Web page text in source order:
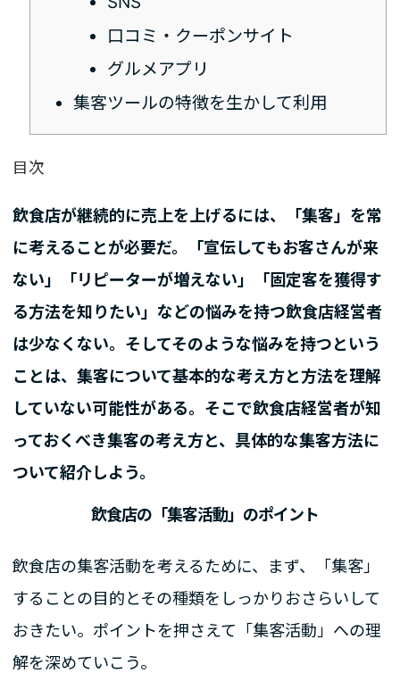
口コミ・クーポンサイト
グルメアプリ
集客ツールの特徴を生かして利用
目次
飲食店が継続的に売上を上げるには、「集客」を常
に考えることが必要だ。「宣伝してもお客さんが来
ない」「リピーターが増えない」「固定客を獲得す
る方法を知りたい」などの悩みを持つ飲食店経営者
は少なくない。そしてそのような悩みを持つという
ことは、集客について基本的な考え方と方法を理解
していない可能性がある。そこで飲食店経営者が知
っておくべき集客の考え方と、具体的な集客方法に
ついて紹介しよう。
飲食店の「集客活動」のポイント
飲食店の集客活動を考えるために、まず、「集客」
することの目的とその種類をしっかりおさらいして
おきたい。ポイントを押さえて「集客活動」への理
解を深めていこう。